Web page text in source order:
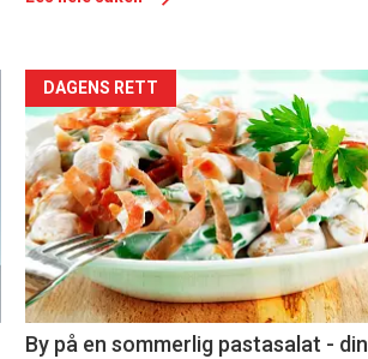
Forsiden
akkurat
nå
-
5
DAGENS RETT
By på en sommerlig pastasalat - din